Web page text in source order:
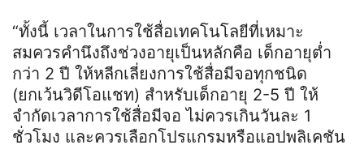
“ทั้งนี้ เวลาในการใช้สื่อเทคโนโลยีที่เหมาะ
สมควรคำนึงถึงช่วงอายุเป็นหลักคือ เด็กอายุต่ำ
กว่า 2 ปี ให้หลีกเลี่ยงการใช้สื่อมีจอทุกชนิด
(ยกเว้นวิดีโอแชท) สำหรับเด็กอายุ 2-5 ปี ให้
จำกัดเวลาการใช้สื่อมีจอ ไม่ควรเกินวันละ 1
ชั่วโมง และควรเลือกโปรแกรมหรือแอปพลิเคชัน